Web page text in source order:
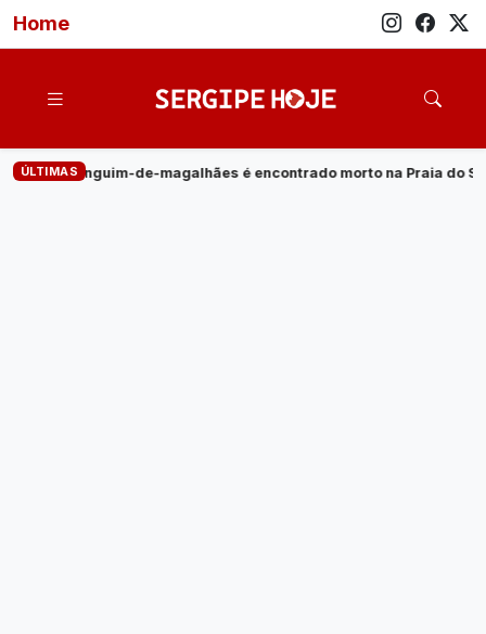
Home
ÚLTIMAS
é encontrado morto na Praia do Saco · Empresa de